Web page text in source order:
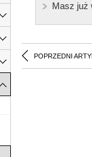
Masz już
POPRZEDNI